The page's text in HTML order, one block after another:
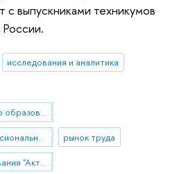
выпускниками техникумов
России.
исследования и аналитика
выпускники системы высшего образования
выпускники системы профессионального образования
рынок труда
Семинар Института образования "Актуальные исследования и разработки в области образования"